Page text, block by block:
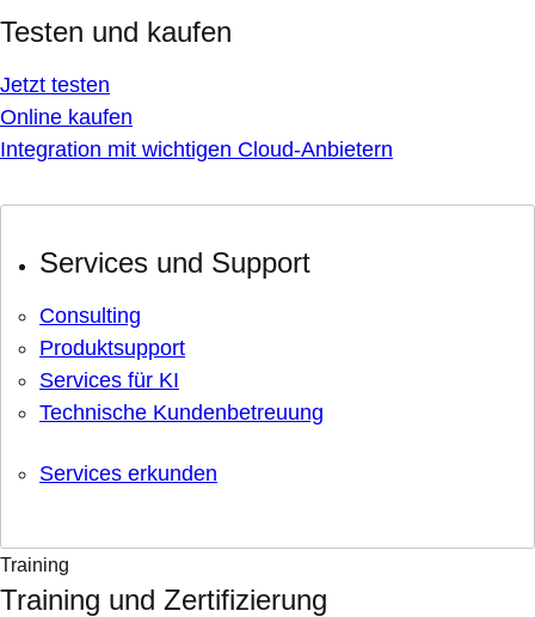
Testen und kaufen
Jetzt testen
Online kaufen
Integration mit wichtigen Cloud-Anbietern
Services und Support
Consulting
Produktsupport
Services für KI
Technische Kundenbetreuung
Services erkunden
Training
Training und Zertifizierung